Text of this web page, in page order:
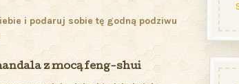
i podaruj sobie tę godną podziwu
z mocą feng-shui